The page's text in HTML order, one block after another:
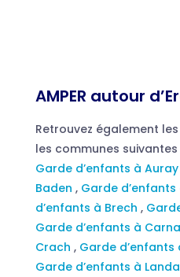
AMPER autour
Retrouvez également les
les communes suivantes
Garde d’enfants à Auray
Baden , Garde d’enfants
d’enfants à Brech ,
Garde d’enfants à
Crach , Garde d’enfants
Garde d’enfants à